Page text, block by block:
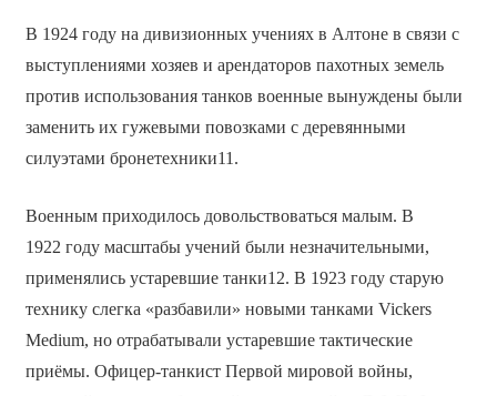
В 1924 году на дивизионных учениях в Алтоне в связи с
выступлениями хозяев и арендаторов пахотных земель
против использования танков военные вынуждены были
заменить их гужевыми повозками с деревянными
силуэтами бронетехники11.
Военным приходилось довольствоваться малым. В
1922 году масштабы учений были незначительными,
применялись устаревшие танки12. В 1923 году старую
технику слегка «разбавили» новыми танками Vickers
Medium, но отрабатывали устаревшие тактические
приёмы. Офицер-танкист Первой мировой войны,